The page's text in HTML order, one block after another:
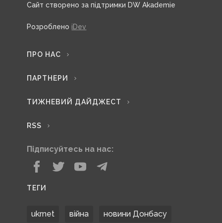
Сайт створено за підтримки DW Akademie
Розроблено iDev
ПРО НАС
ПАРТНЕРИ
ТИЖНЕВИЙ ДАЙДЖЕСТ
RSS
Підписуйтесь на нас:
ТЕГИ
ukrnet війна новини Донбасу